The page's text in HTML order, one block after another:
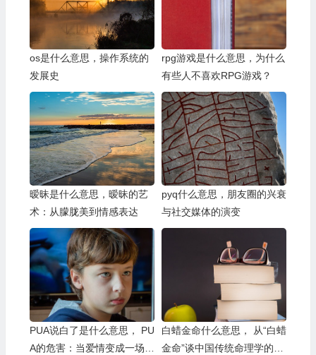
os是什么意思，操作系统的
发展史
rpg游戏是什么意思，为什么
有些人不喜欢RPG游戏？
暧昧是什么意思，暧昧的艺
术：从朦胧美到情感表达
pyq什么意思，朋友圈的兴衰
与社交媒体的演变
PUA说白了是什么意思， PU
A的危害：当爱情变成一场操
白蜡金命什么意思， 从“白蜡
金命”谈中国传统命理学的流